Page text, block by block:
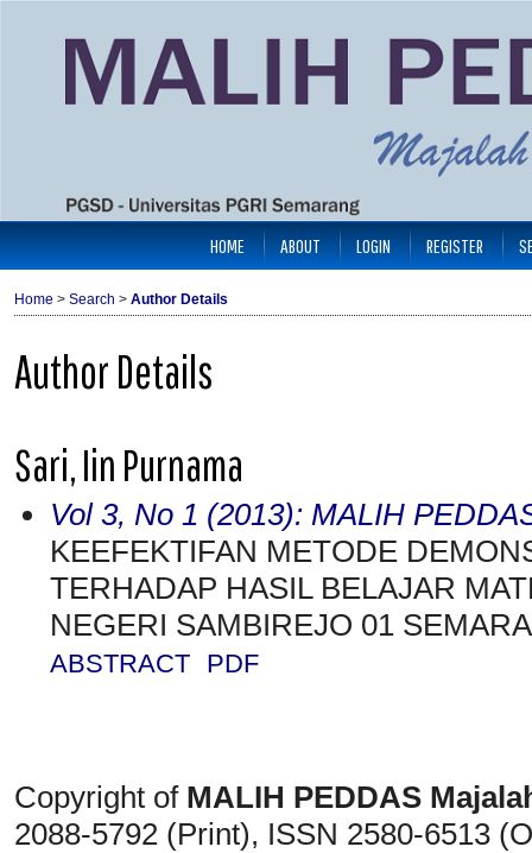
HOME ABOUT LOGIN REGISTER
Home > Search > Author Details
Author Details
Sari, Iin Purnama
Vol 3, No 1 (2013): MALIH
KEEFEKTIFAN METODE
TERHADAP HASIL BELAJAR
NEGERI SAMBIREJO 01
ABSTRACT PDF
Copyright ofMALIH PEDDAS
2088-5792 (Print), ISSN 2580-6513